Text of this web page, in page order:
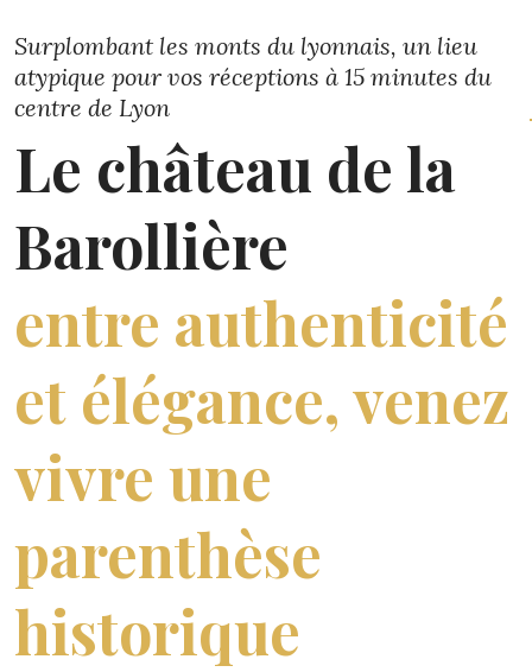
Surplombant les monts du lyonnais, un lieu
atypique pour vos réceptions à 15 minutes du
centre de Lyon
Le château de la
Barollière
entre authenticité
et élégance, venez
vivre une
parenthèse
historique